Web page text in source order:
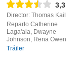
3,3
Director: Thomas Kail
Reparto Catherine
Laga'aia, Dwayne
Johnson, Rena Owen
Tráiler